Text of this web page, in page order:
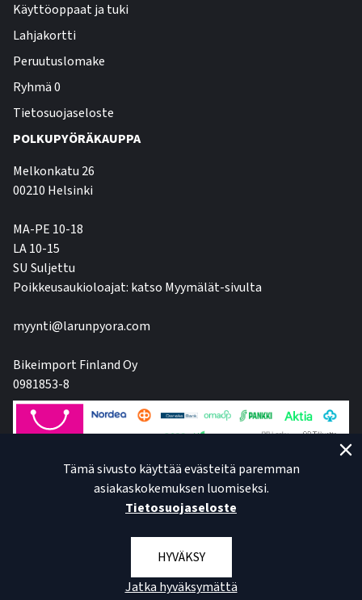
Käyttöoppaat ja tuki
Lahjakortti
Peruutuslomake
Ryhmä 0
Tietosuojaseloste
POLKUPYÖRÄKAUPPA
Melkonkatu 26
00210 Helsinki
MA-PE 10-18
LA 10-15
SU Suljettu
Poikkeusaukioloajat: katso Myymälät-sivulta
myynti@larunpyora.com
Bikeimport Finland Oy
0981853-8
Tämä sivusto käyttää evästeitä paremman
asiakaskokemuksen luomiseksi.
Tietosuojaseloste
HYVÄKSY
Jatka hyväksymättä